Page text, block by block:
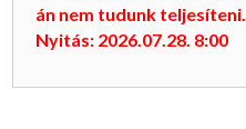
án nem tudunk teljesíteni.
Nyitás: 2026.07.28. 8:00